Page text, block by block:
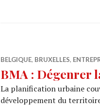
BELGIQUE, BRUXELLES,
BMA : Dégenrer
La planification urbaine
développement du